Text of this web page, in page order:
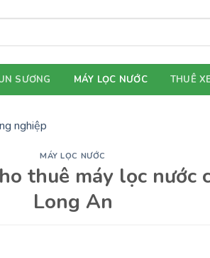
SƯƠNG MÁY LỌC NƯỚC THUÊ
MÁY LỌC NƯỚC
thuê máy lọc nước
Long An